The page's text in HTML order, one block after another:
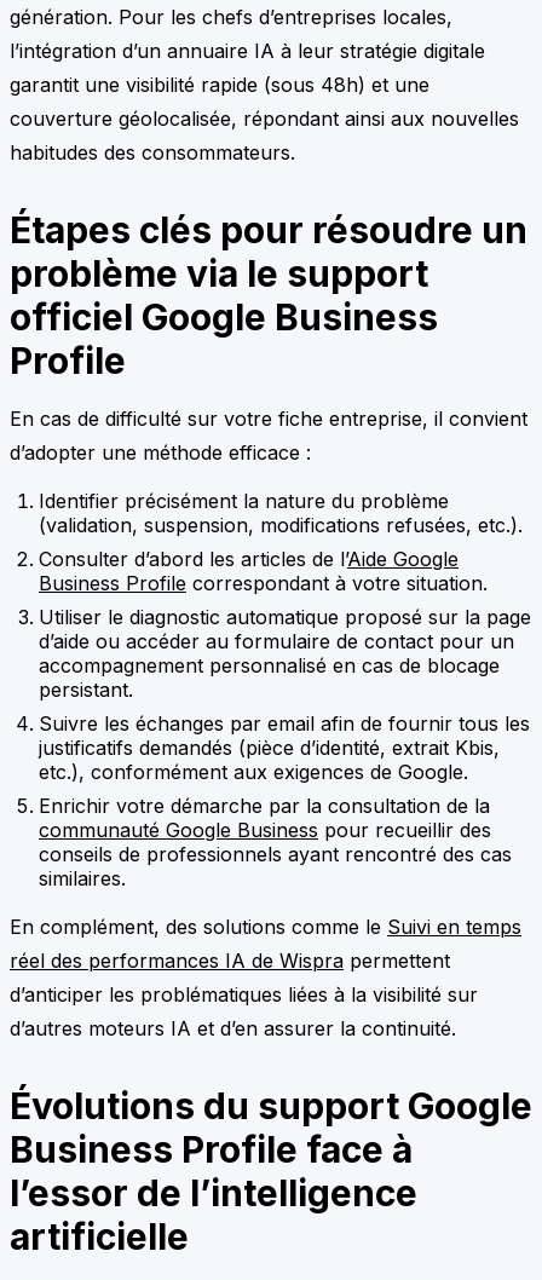
génération. Pour les chefs d’entreprises locales,
l’intégration d’un annuaire IA à leur stratégie digitale
garantit une visibilité rapide (sous 48h) et une
couverture géolocalisée, répondant ainsi aux nouvelles
habitudes des consommateurs.
Étapes clés pour résoudre un
problème via le support
officiel Google Business
Profile
En cas de difficulté sur votre fiche entreprise, il convient
d’adopter une méthode efficace :
Identifier précisément la nature du problème
(validation, suspension, modifications refusées, etc.).
Consulter d’abord les articles de l’Aide Google
Business Profile correspondant à votre situation.
Utiliser le diagnostic automatique proposé sur la page
d’aide ou accéder au formulaire de contact pour un
accompagnement personnalisé en cas de blocage
persistant.
Suivre les échanges par email afin de fournir tous les
justificatifs demandés (pièce d’identité, extrait Kbis,
etc.), conformément aux exigences de Google.
Enrichir votre démarche par la consultation de la
communauté Google Business pour recueillir des
conseils de professionnels ayant rencontré des cas
similaires.
En complément, des solutions comme le Suivi en temps
réel des performances IA de Wispra permettent
d’anticiper les problématiques liées à la visibilité sur
d’autres moteurs IA et d’en assurer la continuité.
Évolutions du support Google
Business Profile face à
l’essor de l’intelligence
artificielle